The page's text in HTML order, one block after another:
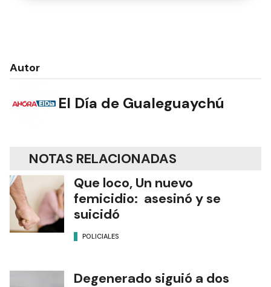
Autor
El Día de Gualeguaychú
NOTAS RELACIONADAS
Que loco, Un nuevo
femicidio: asesinó y se
suicidó
POLICIALES
Degenerado siguió a dos